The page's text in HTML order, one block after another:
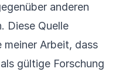
anderen
Diese Quelle
Arbeit, dass
gültige Forschung